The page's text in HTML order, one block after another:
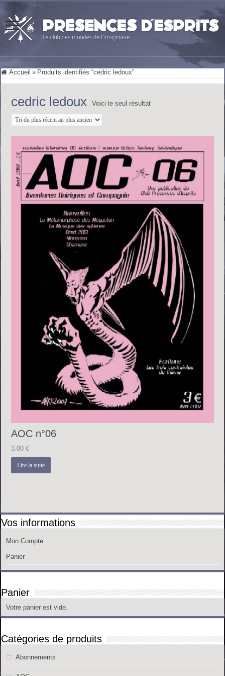
Accueil » Produits identifiés “cedric ledoux”
cedric ledoux Voici le seul résultat
AOC n°06
3.00€
Lire la suite
Vos informations
Mon Compte
Panier
Panier
Votre panier est vide.
Catégories de produits
Abonnements